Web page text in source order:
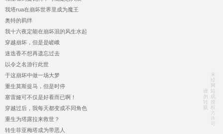
我塔rua在崩坏世界里成为魔王
奥特的羁绊
我十六夜定能在崩坏混的风生水起
穿越崩坏，但是是嵯峨
迷迭香不想再遗忘过去
以令之名游行此世
于这崩坏中做一场大梦
重生莫斯提马，但是时停
塞雷娅可不仅是好看而已啊！
穿越过后，我每天都变成不同角色
重生为塔露拉来救世？
转生菲亚梅塔成为带恶人
请
勿
转
载
未
经
网
站
或
授
权
方
许
可